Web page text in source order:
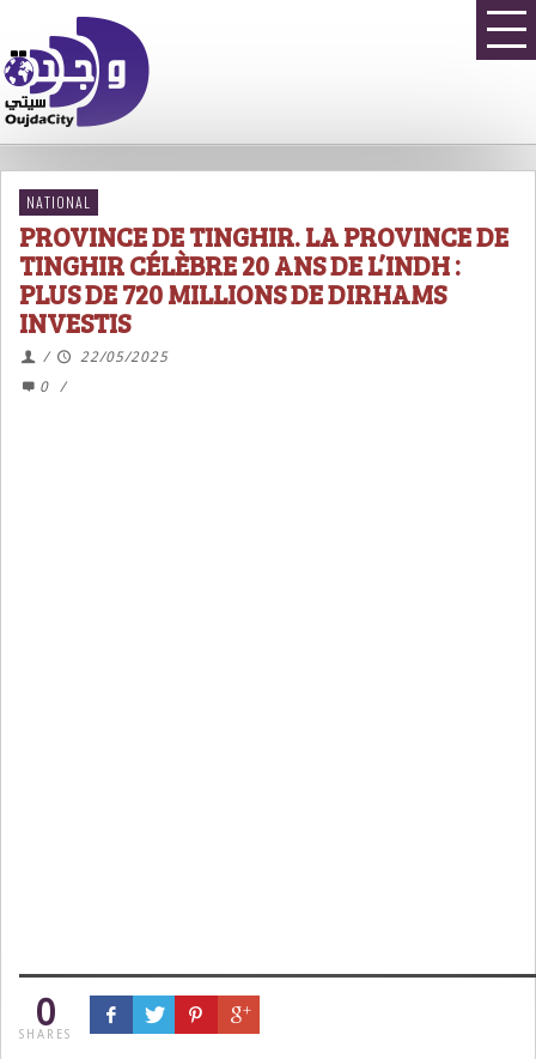
NATIONAL
PROVINCE DE TINGHIR. LA PROVINCE DE
TINGHIR CÉLÈBRE 20 ANS DE L’INDH :
PLUS DE 720 MILLIONS DE DIRHAMS
INVESTIS
/
22/05/2025
0
/
0
SHARES